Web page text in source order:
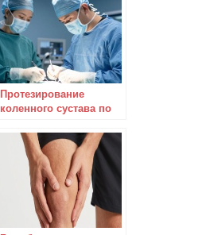
Протезирование
коленного сустава по